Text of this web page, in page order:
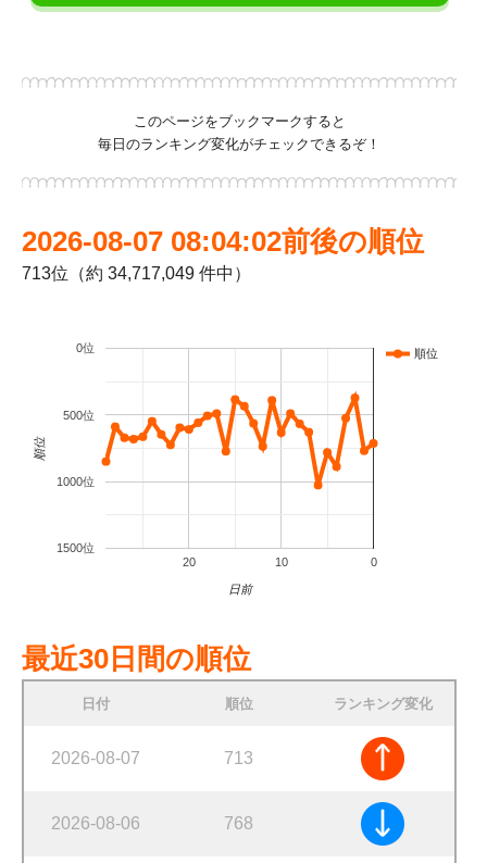
このページをブックマークすると
毎日のランキング変化がチェックできるぞ！
2026-08-07 08:04:02前後の順位
713位（約 34,717,049 件中）
順位
20 10 0
0位
500位
1000位
1500位
日前
順位
最近30日間の順位
日付 順位 ランキング変化
2026-08-07 713
2026-08-06 768